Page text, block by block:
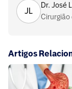
JL
Dr. José
Cirurgião
Artigos